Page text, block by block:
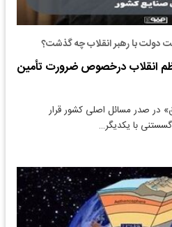
دولت با رهبر انقلاب چه گذشت؟
انقلاب درخصوص ضرورت تأمین
در صدر مسائل اصلی کشور قرار
با یکدیگر…